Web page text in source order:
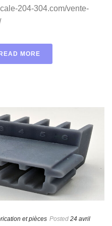
204-304.com/vente-
MORE
et pièces Posted 24 avril